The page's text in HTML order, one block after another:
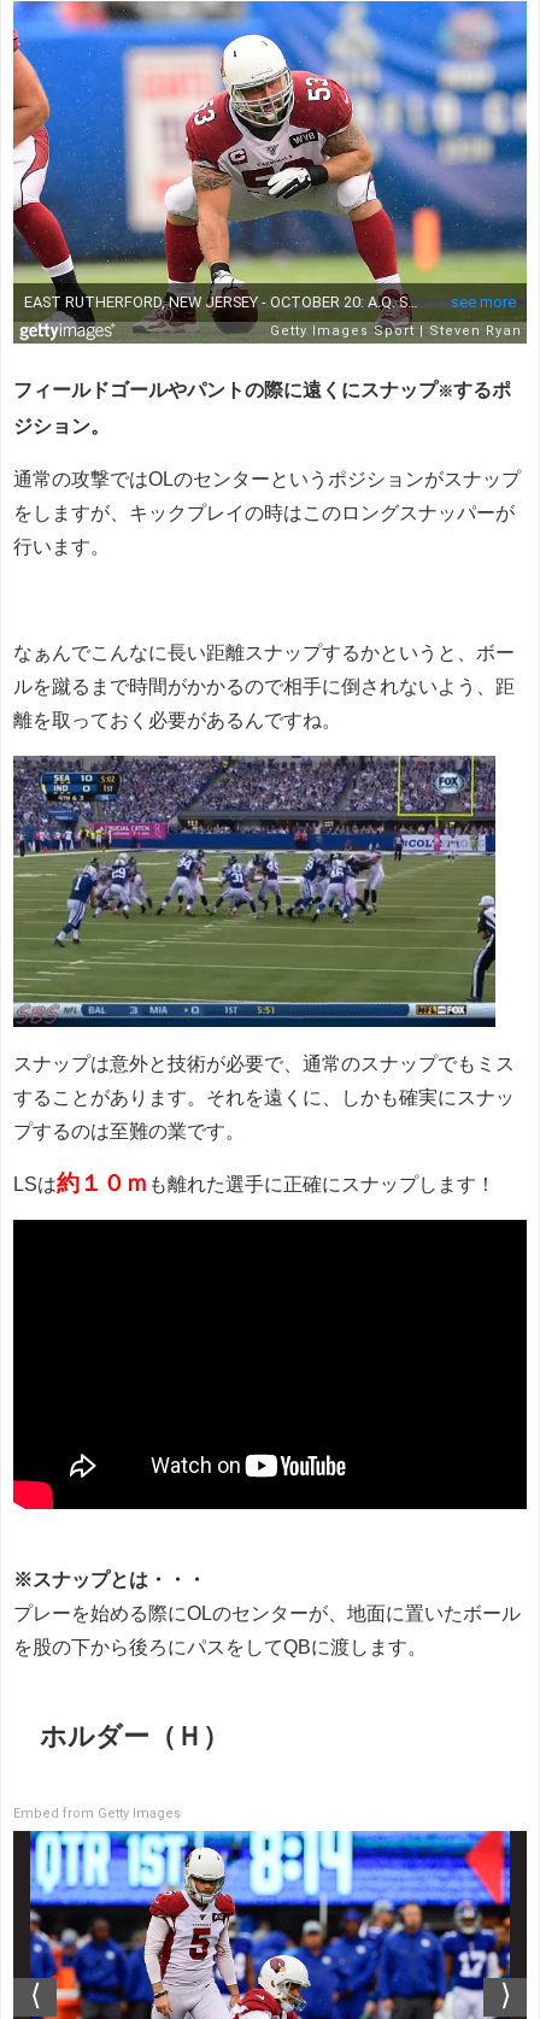
フィールドゴールやパントの際に遠くにスナップ※するポ
ジション。
通常の攻撃ではOLのセンターというポジションがスナップ
をしますが、キックプレイの時はこのロングスナッパーが
行います。
なぁんでこんなに長い距離スナップするかというと、ボー
ルを蹴るまで時間がかかるので相手に倒されないよう、距
離を取っておく必要があるんですね。
スナップは意外と技術が必要で、通常のスナップでもミス
することがあります。それを遠くに、しかも確実にスナッ
プするのは至難の業です。
LSは約１０ｍ も離れた選手に正確にスナップします！
※スナップとは・・・
プレーを始める際にOLのセンターが、地面に置いたボール
を股の下から後ろにパスをしてQBに渡します。
ホルダー（Ｈ）
Embed from Getty Images